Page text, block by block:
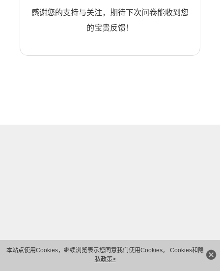
本站点使用Cookies，继续浏览表示您同意我们使用Cookies。 Cookies和隐
私政策>
感谢您的支持与关注，期待下次问卷能收到您
的宝贵反馈！